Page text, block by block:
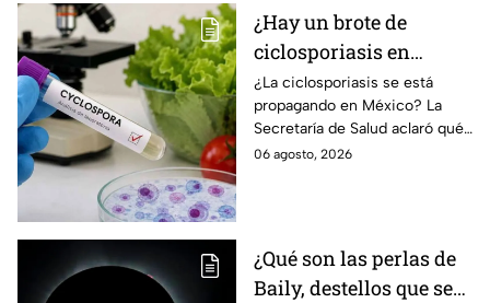
¿Hay un brote de
ciclosporiasis en
México? Salud rompe
el silencio tras 33 casos
detectados
¿La ciclosporiasis se está
propagando en México? La
Secretaría de Salud aclaró qué
ocurre tras la detección de 33
06 agosto, 2026
¿Qué son las perlas de
Baily, destellos que se